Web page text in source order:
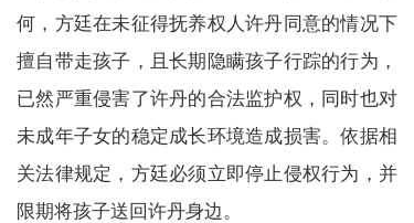
何，方廷在未征得抚养权人许丹同意的情况下
擅自带走孩子，且长期隐瞒孩子行踪的行为，
已然严重侵害了许丹的合法监护权，同时也对
未成年子女的稳定成长环境造成损害。依据相
关法律规定，方廷必须立即停止侵权行为，并
限期将孩子送回许丹身边。